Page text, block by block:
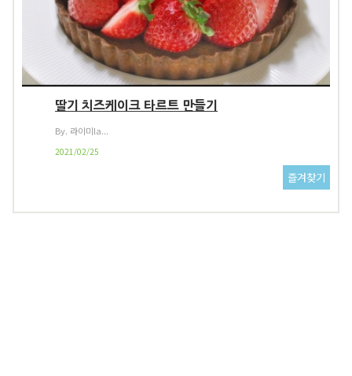
딸기 치즈케이크 타르트 만들기
By. 라이미la...
2021/02/25